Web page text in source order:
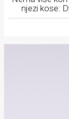
njezi kose: